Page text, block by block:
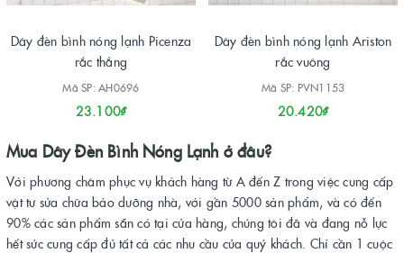
Dây đèn bình nóng lạnh Picenza
rắc thẳng
Mã SP: AH0696
23.100₫
Dây đèn bình nóng lạnh Ariston
rắc vuông
Mã SP: PVN1153
20.420₫
Mua Dây Đèn Bình Nóng Lạnh ở đâu?
Với phương châm phục vụ khách hàng từ A đến Z trong việc cung cấp
vật tư sửa chữa bảo dưỡng nhà, với gần 5000 sản phẩm, và có đến
90% các sản phẩm sẵn có tại cửa hàng, chúng tôi đã và đang nỗ lực
hết sức cung cấp đủ tất cả các nhu cầu của quý khách. Chỉ cần 1 cuộc